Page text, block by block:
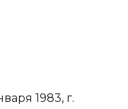
1983, г.